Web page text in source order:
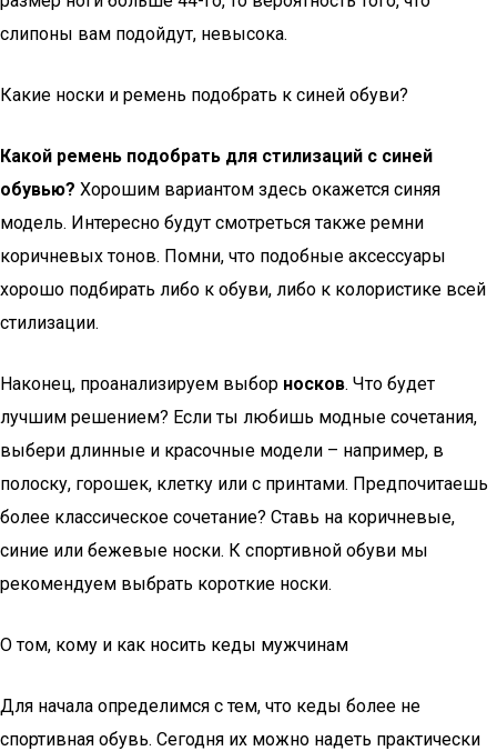
слипоны вам подойдут, невысока.
Какие носки и ремень подобрать к синей обуви?
Какой ремень подобрать для стилизаций с синей
обувью? Хорошим вариантом здесь окажется синяя
модель. Интересно будут смотреться также ремни
коричневых тонов. Помни, что подобные аксессуары
хорошо подбирать либо к обуви, либо к колористике всей
стилизации.
Наконец, проанализируем выбор носков. Что будет
лучшим решением? Если ты любишь модные сочетания,
выбери длинные и красочные модели – например, в
полоску, горошек, клетку или с принтами. Предпочитаешь
более классическое сочетание? Ставь на коричневые,
синие или бежевые носки. К спортивной обуви мы
рекомендуем выбрать короткие носки.
О том, кому и как носить кеды мужчинам
Для начала определимся с тем, что кеды более не
спортивная обувь. Сегодня их можно надеть практически